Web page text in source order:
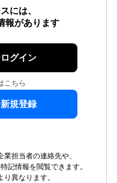
には、
報があります
グイン
こちら
規登録
担当者の連絡先や、
記情報を閲覧できます。
異なります。